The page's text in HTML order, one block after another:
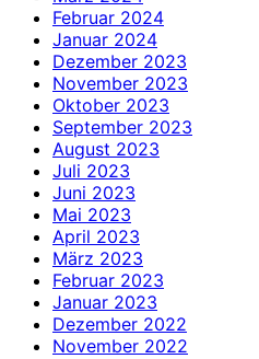
Februar 2024
Januar 2024
Dezember 2023
November 2023
Oktober 2023
September 2023
August 2023
Juli 2023
Juni 2023
Mai 2023
April 2023
März 2023
Februar 2023
Januar 2023
Dezember 2022
November 2022